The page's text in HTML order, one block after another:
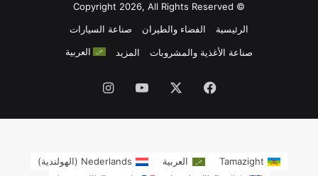
© Copyright 2026, All Rights Reserved
الرئيسية
الفضاء والطيران صناعة السيارات
صناعة الأغذية والمشروبات المزيد العربية
فيسبوك ‫YouTubeانستقرام
Tamazight العربية Nederlands
(الهولندية)